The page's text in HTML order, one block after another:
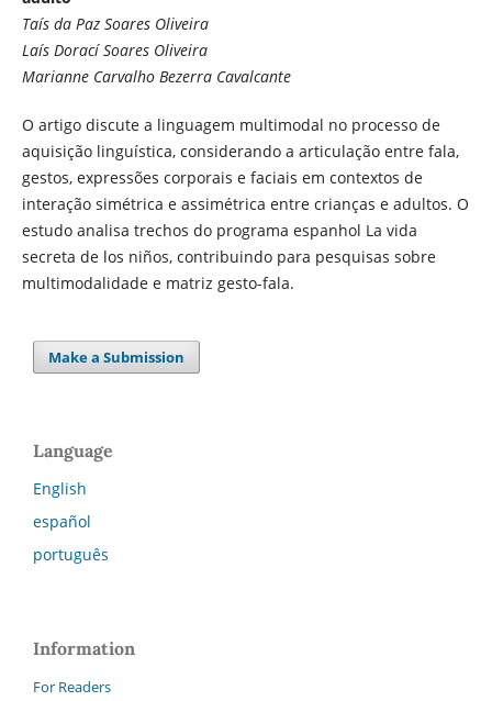
Taís da Paz Soares Oliveira
Laís Dorací Soares Oliveira
Marianne Carvalho Bezerra Cavalcante
O artigo discute a linguagem multimodal no processo de
aquisição linguística, considerando a articulação entre fala,
gestos, expressões corporais e faciais em contextos de
interação simétrica e assimétrica entre crianças e adultos. O
estudo analisa trechos do programa espanhol La vida
secreta de los niños, contribuindo para pesquisas sobre
multimodalidade e matriz gesto-fala.
Make a Submission
Language
English
español
português
Information
For Readers